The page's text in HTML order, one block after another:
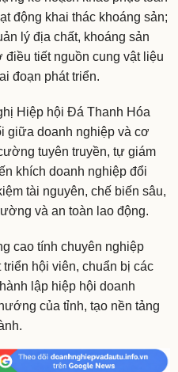
động khai thác khoáng sản;
lý địa chất, khoáng sản
tiết nguồn cung vật liệu
đoạn phát triển.
Hiệp hội Đá Thanh Hóa
giữa doanh nghiệp và cơ
tuyên truyền, tự giám
khích doanh nghiệp đổi
tài nguyên, chế biến sâu,
và an toàn lao động.
cao tính chuyên nghiệp
hội viên, chuẩn bị các
lập hiệp hội doanh
của tỉnh, tạo nền tảng